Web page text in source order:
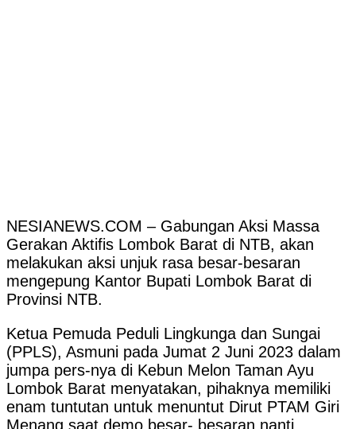
NESIANEWS.COM – Gabungan Aksi Massa
Gerakan Aktifis Lombok Barat di NTB, akan
melakukan aksi unjuk rasa besar-besaran
mengepung Kantor Bupati Lombok Barat di
Provinsi NTB.
Ketua Pemuda Peduli Lingkunga dan Sungai
(PPLS), Asmuni pada Jumat 2 Juni 2023 dalam
jumpa pers-nya di Kebun Melon Taman Ayu
Lombok Barat menyatakan, pihaknya memiliki
enam tuntutan untuk menuntut Dirut PTAM Giri
Menang saat demo besar- besaran nanti.